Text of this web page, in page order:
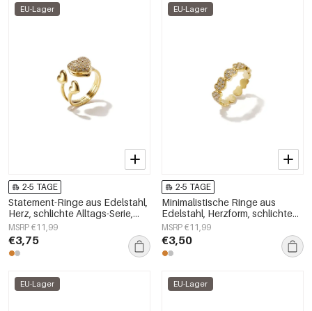
EU-Lager
2-5 TAGE
Statement-Ringe aus Edelstahl,
Herz, schlichte Alltags-Serie,
Damenschmuck
MSRP €11,99
€3,75
EU-Lager
2-5 TAGE
Minimalistische Ringe aus
Edelstahl, Herzform, schlichte
Alltags-Serie, Damenschmuck
MSRP €11,99
€3,50
EU-Lager EU-Lager